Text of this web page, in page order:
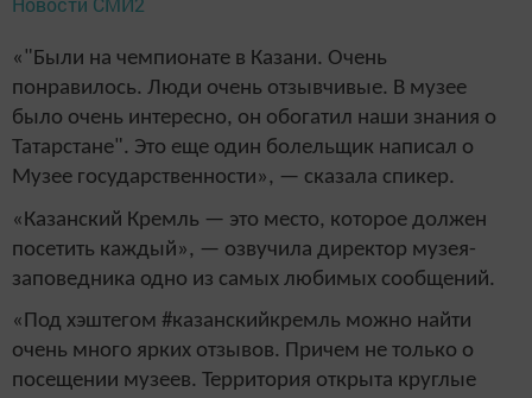
«"Были на чемпионате в Казани. Очень
понравилось. Люди очень отзывчивые. В музее
было очень интересно, он обогатил наши знания о
Татарстане". Это еще один болельщик написал о
Музее государственности», — сказала спикер.
«Казанский Кремль — это место, которое должен
посетить каждый», — озвучила директор музея-
заповедника одно из самых любимых сообщений.
«Под хэштегом #казанскийкремль можно найти
очень много ярких отзывов. Причем не только о
посещении музеев. Территория открыта круглые